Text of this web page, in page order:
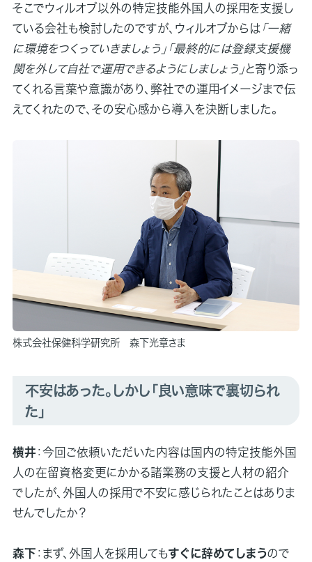
そこでウィルオブ以外の特定技能外国人の採用を支援し
ている会社も検討したのですが、ウィルオブからは 「一緒
に環境をつくっていきましょう」「最終的には登録支援機
関を外して自社で運用できるようにしましょう」と寄り添っ
てくれる言葉や意識があり、弊社での運用イメージまで伝
えてくれたので、その安心感から導入を決断しました。
株式会社保健科学研究所 森下光章さま
不安はあった。しかし「良い意味で裏切られ
た」
横井 ：今回ご依頼いただいた内容は国内の特定技能外国
人の在留資格変更にかかる諸業務の支援と人材の紹介
でしたが、外国人の採用で不安に感じられたことはありま
せんでしたか？
森下 ：まず、外国人を採用してもすぐに辞めてしまうので